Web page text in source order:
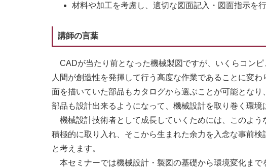
材料や加工を考慮し、適切な図面記入・図面指示を
講師の言葉
CADが当たり前となった機械製図ですが、いくらコン
人間が創造性を発揮して行う高度な作業であることに変
面を描いていた部品もカタログから選ぶことが可能とな
部品も設計出来るようになって、機械設計を取り巻く環
機械設計技術者として成長していくためには、このよ
積極的に取り入れ、そこから生まれた余力を入念な事前
と考えます。
本セミナーでは機械設計・製図の基礎から環境変化ま